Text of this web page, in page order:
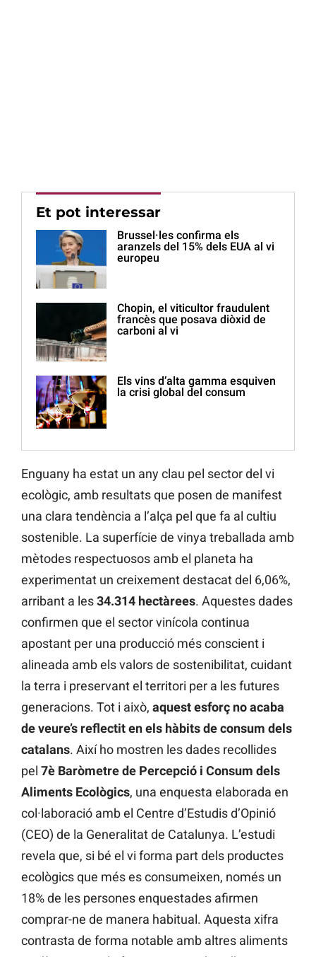
Et pot interessar
Brussel·les confirma els
aranzels del 15% dels EUA al vi
europeu
Chopin, el viticultor fraudulent
francès que posava diòxid de
carboni al vi
Els vins d’alta gamma esquiven
la crisi global del consum
Enguany ha estat un any clau pel sector del vi
ecològic, amb resultats que posen de manifest
una clara tendència a l’alça pel que fa al cultiu
sostenible. La superfície de vinya treballada amb
mètodes respectuosos amb el planeta ha
experimentat un creixement destacat del 6,06%,
arribant a les34.314 hectàrees. Aquestes dades
confirmen que el sector vinícola continua
apostant per una producció més conscient i
alineada amb els valors de sostenibilitat, cuidant
la terra i preservant el territori per a les futures
generacions. Tot i això, aquest esforç no acaba
de veure’s reflectit en els hàbits de consum dels
catalans. Així ho mostren les dades recollides
pel 7è Baròmetre de Percepció i Consum dels
Aliments Ecològics, una enquesta elaborada en
col·laboració amb el Centre d’Estudis d’Opinió
(CEO) de la Generalitat de Catalunya. L’estudi
revela que, si bé el vi forma part dels productes
ecològics que més es consumeixen, només un
18% de les persones enquestades afirmen
comprar-ne de manera habitual. Aquesta xifra
contrasta de forma notable amb altres aliments